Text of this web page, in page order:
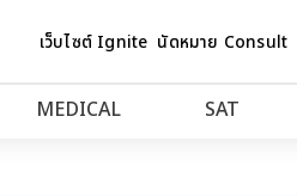
เว็บไซต์ Ignite นัดหมาย Consult
MEDICAL SAT